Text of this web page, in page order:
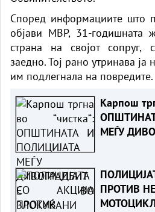
Според информациите што
објави МВР, 31-годишната
страна на својот
заедно. Тој рано утринава ја
им подлегнала на повредите.
Карпош
МЕЃУ
ПРОТИВ